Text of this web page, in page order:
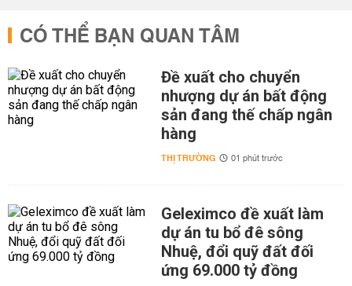
CÓ THỂ BẠN QUAN TÂM
Đề xuất cho chuyển
nhượng dự án bất động
sản đang thế chấp ngân
hàng
THỊ TRƯỜNG 01 phút trước
Geleximco đề xuất làm
dự án tu bổ đê sông
Nhuệ, đổi quỹ đất đối
ứng 69.000 tỷ đồng